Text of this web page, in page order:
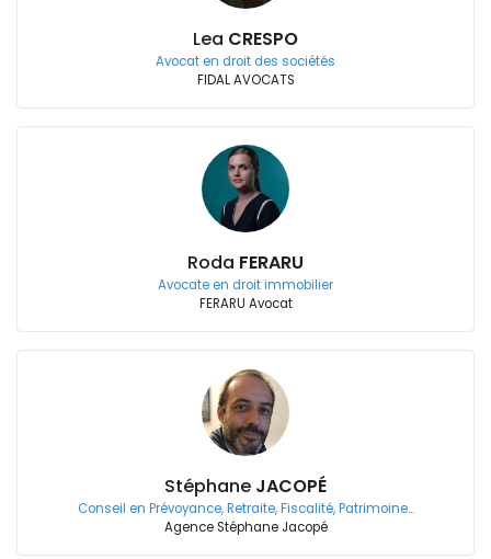
Lea CRESPO
Avocat en droit des sociétés
FIDAL AVOCATS
Roda FERARU
Avocate en droit immobilier
FERARU Avocat
Stéphane JACOPÉ
Conseil en Prévoyance, Retraite, Fiscalité, Patrimoine…
Agence Stéphane Jacopé